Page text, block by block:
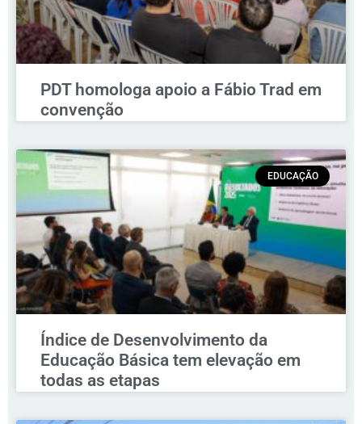
PDT homologa apoio a Fábio Trad em
convenção
EDUCAÇÃO
Índice de Desenvolvimento da
Educação Básica tem elevação em
todas as etapas